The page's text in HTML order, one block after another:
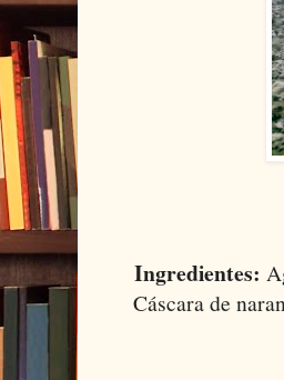
Ingredientes:
Cáscara de